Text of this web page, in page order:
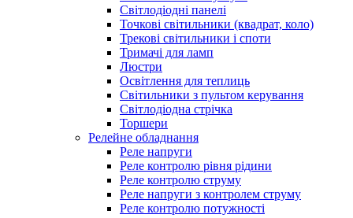
Світлодіодні панелі
Точкові світильники (квадрат, коло)
Трекові світильники і споти
Тримачі для ламп
Люстри
Освітлення для теплиць
Світильники з пультом керування
Світлодіодна стрічка
Торшери
Релейне обладнання
Реле напруги
Реле контролю рівня рідини
Реле контролю струму
Реле напруги з контролем струму
Реле контролю потужності